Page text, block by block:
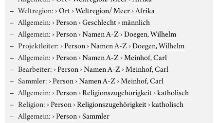
Weltregion:›Ort›Weltregion/ Meer›Afrika
Allgemein:›Person›Geschlecht›männlich
Allgemein:›Person›Namen A-Z›Doegen, Wilhelm
Projektleiter:›Person›Namen A-Z›Doegen, Wilhelm
Allgemein:›Person›Namen A-Z›Meinhof, Carl
Bearbeiter:›Person›Namen A-Z›Meinhof, Carl
Sammler:›Person›Namen A-Z›Meinhof, Carl
Allgemein:›Person›Religionszugehörigkeit›katholisch
Religion:›Person›Religionszugehörigkeit›katholisch
Allgemein:›Person›Sammler